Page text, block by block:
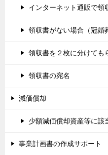
インターネット通販で領
領収書がない場合（冠婚
領収書を２枚に分けても
領収書の宛名
減価償却
少額減価償却資産等に該
事業計画書の作成サポート